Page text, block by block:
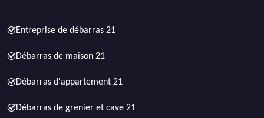
Entreprise de débarras 21
Débarras de maison 21
Débarras d'appartement 21
Débarras de grenier et cave 21